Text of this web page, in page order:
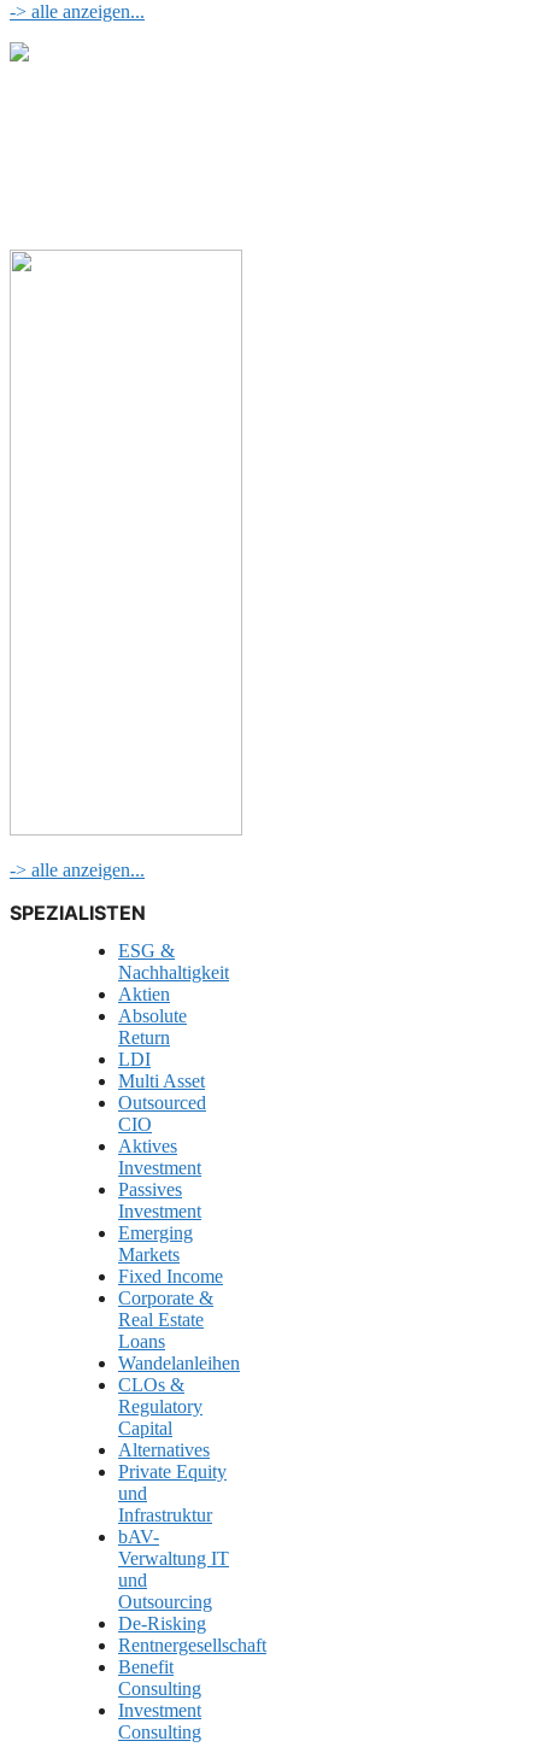
-> alle anzeigen...
-> alle anzeigen...
SPEZIALISTEN
ESG &
Nachhaltigkeit
Aktien
Absolute
Return
LDI
Multi Asset
Outsourced
CIO
Aktives
Investment
Passives
Investment
Emerging
Markets
Fixed Income
Corporate &
Real Estate
Loans
Wandelanleihen
CLOs &
Regulatory
Capital
Alternatives
Private Equity
und
Infrastruktur
bAV-
Verwaltung IT
und
Outsourcing
De-Risking
Rentnergesellschaft
Benefit
Consulting
Investment
Consulting